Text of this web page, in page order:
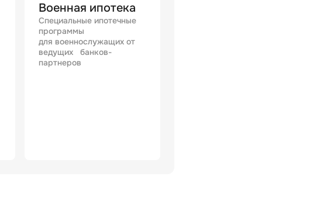
Военная ипотека
Специальные ипотечные
программы
для военнослужащих от
ведущих банков-
партнеров